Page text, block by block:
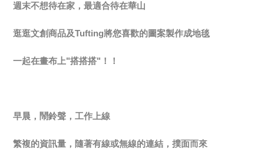
週末不想待在家，最適合待在華山
逛逛文創商品及Tufting將您喜歡的圖案製作成地毯
一起在畫布上"搭搭搭"！！
早晨，鬧鈴聲，工作上線
繁複的資訊量，隨著有線或無線的連結，撲面而來